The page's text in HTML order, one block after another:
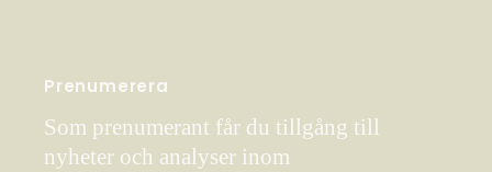
Prenumerera
Som prenumerant får du tillgång till
nyheter och analyser inom